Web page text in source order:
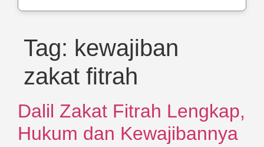
Tag: kewajiban
zakat fitrah
Dalil Zakat Fitrah Lengkap,
Hukum dan Kewajibannya